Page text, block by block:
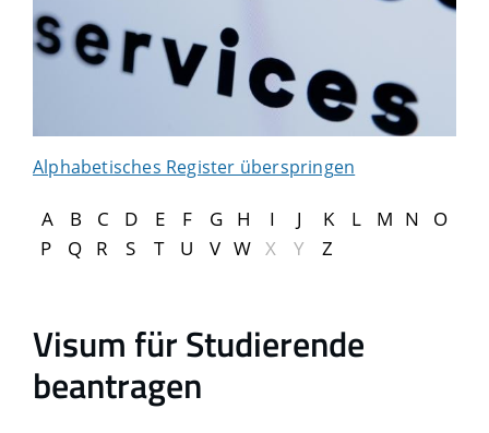
Alphabetisches Register überspringen
A B C D E F G H I J K L M N
O
P
Q R S T U V W X Y Z
Visum für Studierende
beantragen